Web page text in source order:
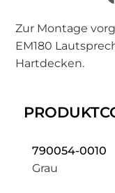
Zur Montage
EM180
Hartdecken.
790054-0010
Grau